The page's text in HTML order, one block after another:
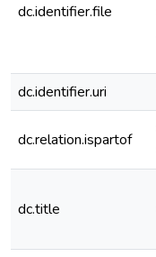
dc.identifier.file
dc.identifier.uri
dc.relation.ispartof
dc.title